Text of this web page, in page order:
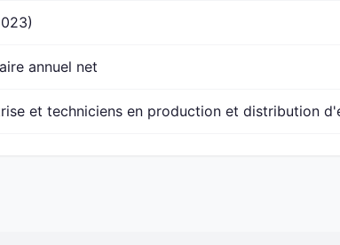
annuel net
et techniciens en production et distribution